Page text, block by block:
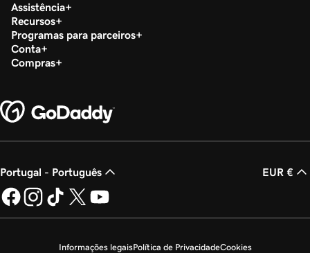
Assistência
Recursos
Programas para parceiros
Conta
Compras
Portugal - Português EUR €
Informações legaisPolítica de PrivacidadeCookies